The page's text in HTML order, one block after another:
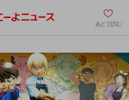
あとで読む